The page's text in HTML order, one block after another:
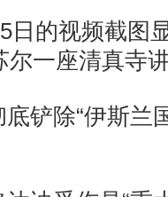
的视频截图
尔一座清真寺
除“伊斯兰